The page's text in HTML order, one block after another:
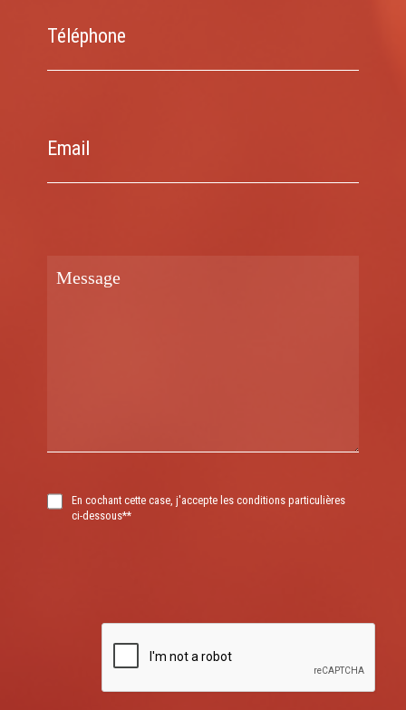
Téléphone
Email
En cochant cette case, j'accepte les conditions particulières
ci-dessous**